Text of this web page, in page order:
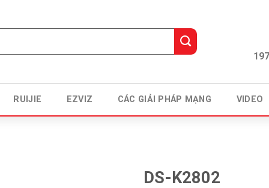
RUIJIE EZVIZ CÁC GIẢI PHÁP MẠNG VIDEO
DS-K2802